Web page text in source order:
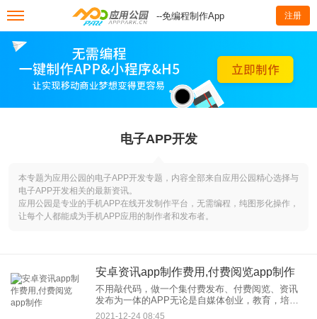
--免编程制作App 注册
电子APP开发
本专题为应用公园的电子APP开发专题，内容全部来自应用公园精心选择与
电子APP开发相关的最新资讯。
应用公园是专业的手机APP在线开发制作平台，无需编程，纯图形化操作，
让每个人都能成为手机APP应用的制作者和发布者。
安卓资讯app制作费用,付费阅览app制作
不用敲代码，做一个集付费发布、付费阅览、资讯
发布为一体的APP无论是自媒体创业，教育，培训
机构对移动互联网的改造，还是同城，的资源整合
2021-12-24 08:45